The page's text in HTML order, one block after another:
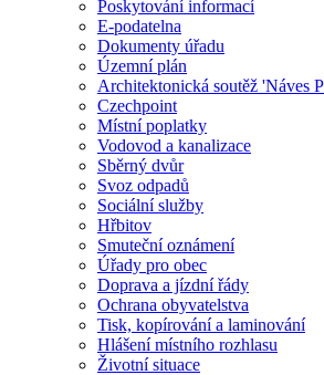
Poskytování informací
E-podatelna
Dokumenty úřadu
Územní plán
Architektonická soutěž 'Náves
Czechpoint
Místní poplatky
Vodovod a kanalizace
Sběrný dvůr
Svoz odpadů
Sociální služby
Hřbitov
Smuteční oznámení
Úřady pro obec
Doprava a jízdní řády
Ochrana obyvatelstva
Tisk, kopírování a laminování
Hlášení místního rozhlasu
Životní situace